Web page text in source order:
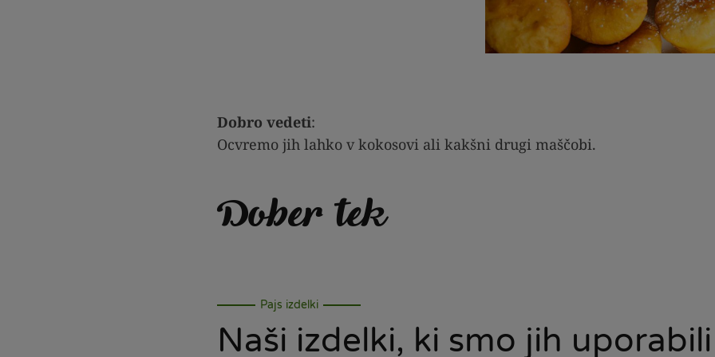
Dobro vedeti:
Ocvremo jih lahko v kokosovi ali kakšni drugi maščobi.
Dober tek
Pajs izdelki
Naši izdelki, ki smo jih